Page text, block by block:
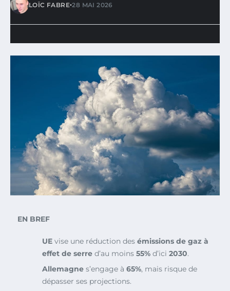
LOÏC FABRE•28 MAI 2026
EN BREF
UE vise une réduction des émissions de gaz à
effet de serre d’au moins 55% d’ici 2030.
Allemagne s’engage à 65%, mais risque de
dépasser ses projections.